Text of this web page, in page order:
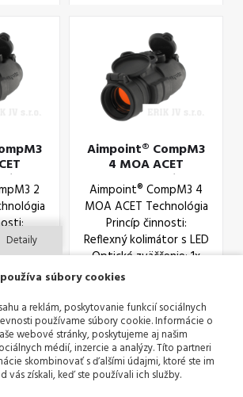
2
s LED
1x
2
Aimpoint® CompM3
4 MOA ACET
Technológia
Aimpoint® CompM3 4
MOA ACET Technológia
Princíp činnosti:
Reflexný kolimátor s LED
Optické zväčšenie: 1x
Cieľová veľkosť bodu: 4
Kód tovaru: 11403
Detaily
súbory cookies
a reklám, poskytovanie funkcií sociálnych
používame súbory cookie. Informácie o
webové stránky, poskytujeme aj našim
médií, inzercie a analýzy. Títo partneri
skombinovať s ďalšími údajmi, ktoré ste im
vás získali, keď ste používali ich služby.